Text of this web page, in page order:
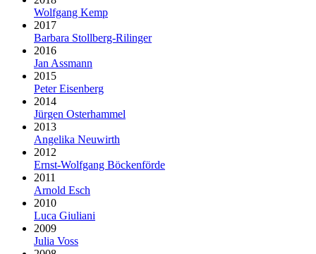
Wolfgang Kemp
2017
Barbara Stollberg-Rilinger
2016
Jan Assmann
2015
Peter Eisenberg
2014
Jürgen Osterhammel
2013
Angelika Neuwirth
2012
Ernst-Wolfgang Böckenförde
2011
Arnold Esch
2010
Luca Giuliani
2009
Julia Voss